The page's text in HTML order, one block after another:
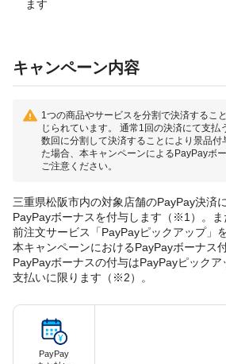
ます
キャンペーン内容
1つの商品やサービスを分割で決済するこ
じられています。 通常1回の決済にて支払
数回に分割して決済することにより景品付
た場合、本キャンペーンによるPayPayボ
ご注意ください。
三重県松阪市内の対象店舗のPayPay決済
PayPayボーナスを付与します（※1）。
前注文サービス「PayPayピックアップ」
本キャンペーンにおけるPayPayボーナス
PayPayボーナスの付与はPayPayピック
支払いに限ります（※2）。
PayPay